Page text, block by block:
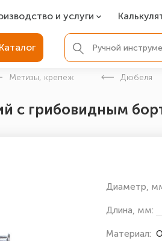
и услуги
БСР
для фундамента
детали
Каталог
Метизы, крепеж Дюбеля
с грибовидным
Диаметр,
Длина, мм:
Материал: